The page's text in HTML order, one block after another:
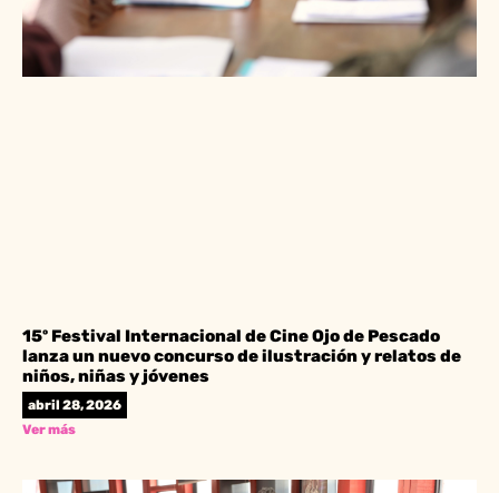
15º Festival Internacional de Cine Ojo de Pescado
lanza un nuevo concurso de ilustración y relatos de
niños, niñas y jóvenes
abril 28, 2026
Ver más